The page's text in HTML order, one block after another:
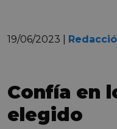
19/06/2023 |
Confía en
elegido